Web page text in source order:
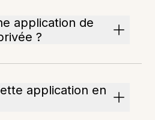
application de
?
application en